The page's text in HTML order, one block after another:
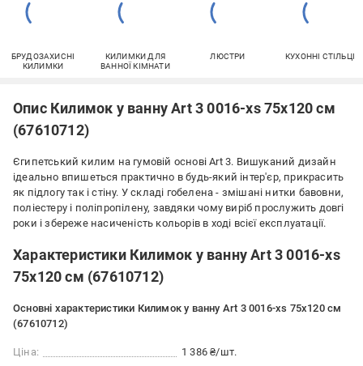
БРУДОЗАХИСНІ
КИЛИМКИ
КИЛИМКИ ДЛЯ
ВАННОЇ КІМНАТИ
ЛЮСТРИ КУХОННІ СТІЛЬЦІ
Опис Килимок у ванну Art 3 0016-xs 75x120 см
(67610712)
Єгипетський килим на гумовій основі Art 3. Вишуканий дизайн
ідеально впишеться практично в будь-який інтер'єр, прикрасить
як підлогу так і стіну. У складі гобелена - змішані нитки бавовни,
поліестеру і поліпропілену, завдяки чому виріб прослужить довгі
роки і збереже насиченість кольорів в ході всієї експлуатації.
Характеристики Килимок у ванну Art 3 0016-xs
75x120 см (67610712)
Основні характеристики Килимок у ванну Art 3 0016-xs 75x120 см
(67610712)
Ціна: 1 386 ₴/шт.